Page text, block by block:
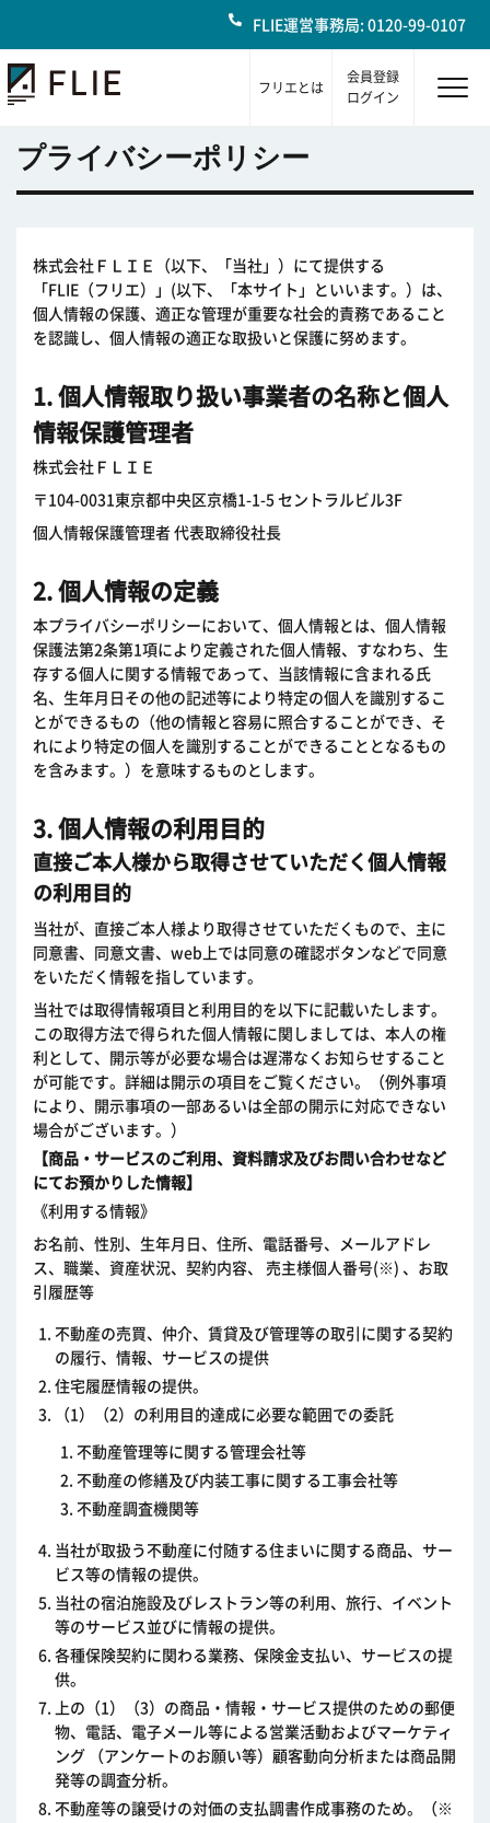
FLIE運営事務局: 0120-99-0107
フリエとは
会員登録
ログイン
プライバシーポリシー
株式会社ＦＬＩＥ（以下、「当社」）にて提供する
「FLIE（フリエ）」(以下、「本サイト」といいます。）は、
個人情報の保護、適正な管理が重要な社会的責務であること
を認識し、個人情報の適正な取扱いと保護に努めます。
1. 個人情報取り扱い事業者の名称と個人
情報保護管理者
株式会社ＦＬＩＥ
〒104-0031東京都中央区京橋1-1-5 セントラルビル3F
個人情報保護管理者 代表取締役社長
2. 個人情報の定義
本プライバシーポリシーにおいて、個人情報とは、個人情報
保護法第2条第1項により定義された個人情報、すなわち、生
存する個人に関する情報であって、当該情報に含まれる氏
名、生年月日その他の記述等により特定の個人を識別するこ
とができるもの（他の情報と容易に照合することができ、そ
れにより特定の個人を識別することができることとなるもの
を含みます。）を意味するものとします。
3. 個人情報の利用目的
直接ご本人様から取得させていただく個人情報
の利用目的
当社が、直接ご本人様より取得させていただくもので、主に
同意書、同意文書、web上では同意の確認ボタンなどで同意
をいただく情報を指しています。
当社では取得情報項目と利用目的を以下に記載いたします。
この取得方法で得られた個人情報に関しましては、本人の権
利として、開示等が必要な場合は遅滞なくお知らせすること
が可能です。詳細は開示の項目をご覧ください。（例外事項
により、開示事項の一部あるいは全部の開示に対応できない
場合がございます。）
【商品・サービスのご利用、資料請求及びお問い合わせなど
にてお預かりした情報】
《利用する情報》
お名前、性別、生年月日、住所、電話番号、メールアドレ
ス、職業、資産状況、契約内容、 売主様個人番号(※) 、お取
引履歴等
不動産の売買、仲介、賃貸及び管理等の取引に関する契約
の履行、情報、サービスの提供
住宅履歴情報の提供。
（1）（2）の利用目的達成に必要な範囲での委託
不動産管理等に関する管理会社等
不動産の修繕及び内装工事に関する工事会社等
不動産調査機関等
当社が取扱う不動産に付随する住まいに関する商品、サー
ビス等の情報の提供。
当社の宿泊施設及びレストラン等の利用、旅行、イベント
等のサービス並びに情報の提供。
各種保険契約に関わる業務、保険金支払い、サービスの提
供。
上の（1）（3）の商品・情報・サービス提供のための郵便
物、電話、電子メール等による営業活動およびマーケティ
ング （アンケートのお願い等）顧客動向分析または商品開
発等の調査分析。
不動産等の譲受けの対価の支払調書作成事務のため。（※